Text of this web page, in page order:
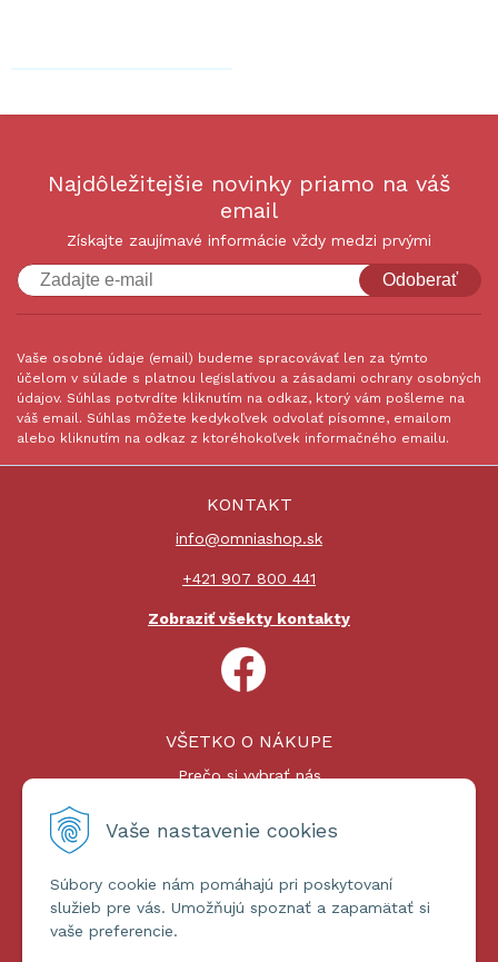
Vaše nastavenie cookies
Súbory cookie nám pomáhajú pri poskytovaní
služieb pre vás. Umožňujú spoznať a zapamätať si
vaše preferencie.
Najdôležitejšie novinky priamo na váš
email
Získajte zaujímavé informácie vždy medzi prvými
Odoberať
Vaše osobné údaje (email) budeme spracovávať len za týmto
účelom v súlade s platnou legislatívou a zásadami ochrany osobných
údajov. Súhlas potvrdíte kliknutím na odkaz, ktorý vám pošleme na
váš email. Súhlas môžete kedykoľvek odvolať písomne, emailom
alebo kliknutím na odkaz z ktoréhokoľvek informačného emailu.
KONTAKT
info@omniashop.sk
+421 907 800 441
Zobraziť všekty kontakty
VŠETKO O NÁKUPE
Prečo si vybrať nás
Platby a doprava
ĎALŠIE INFORMÁCIE